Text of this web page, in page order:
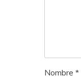
Nombre *